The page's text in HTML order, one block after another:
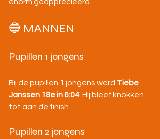
enorm geapprecieerd.
🔵 MANNEN
Pupillen 1 jongens
Bij de pupillen 1 jongens werd Tiebe
Janssen 18e in 6:04. Hij bleef knokken
tot aan de finish.
Pupillen 2 jongens